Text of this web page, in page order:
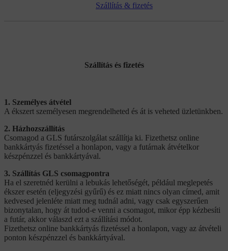
Szállítás & fizetés
Szállítás és fizetés
1. Személyes átvétel
A ékszert személyesen megrendelheted és át is veheted üzletünkben.
2. Házhozszállítás
Csomagod a GLS futárszolgálat szállítja ki. Fizethetsz online
bankkártyás fizetéssel a honlapon, vagy a futárnak átvételkor
készpénzzel és bankkártyával.
3. Szállítás GLS csomagpontra
Ha el szeretnéd kerülni a lebukás lehetőségét, például meglepetés
ékszer esetén (eljegyzési gyűrű) és ez miatt nincs olyan címed, amit
kedvesed jelenléte miatt meg tudnál adni, vagy csak egyszerűen
bizonytalan, hogy át tudod-e venni a csomagot, mikor épp kézbesíti
a futár, akkor válaszd ezt a szállítási módot.
Fizethetsz online bankkártyás fizetéssel a honlapon, vagy az átvételi
ponton készpénzzel és bankkártyával.